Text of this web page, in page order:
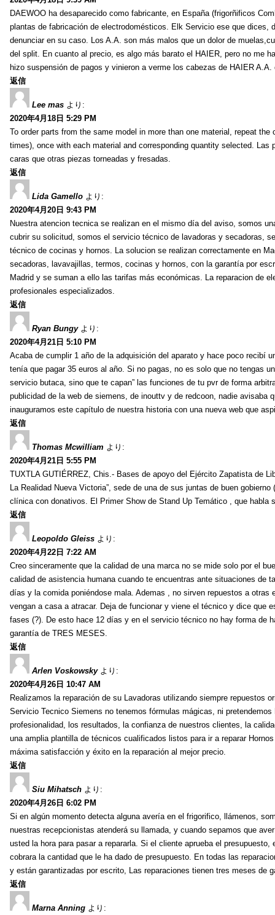
DAEWOO ha desaparecido como fabricante, en España (frigorñificos
plantas de fabricación de electrodomésticos. Elk Servicio ese que dices,
denunciar en su caso. Los A.A. son más malos que un dolor de
del split. En cuanto al precio, es algo más barato el HAIER, pero no me
hizo suspensión de pagos y vinieron a verme los cabezas de HAIER
返信
Lee mas より:
2020年4月18日 5:29 PM
To order parts from the same model in more than one material, repeat
times), once with each material and corresponding quantity selected.
caras que otras piezas torneadas y fresadas.
返信
Lida Gamello より:
2020年4月20日 9:43 PM
Nuestra atencion tecnica se realizan en el mismo día del aviso, somos
cubrir su solicitud, somos el servicio técnico de lavadoras y secadoras,
técnico de cocinas y hornos. La solucion se realizan correctamente en
secadoras, lavavajillas, termos, cocinas y hornos, con la garantía por
Madrid y se suman a ello las tarifas más económicas. La reparacion de
profesionales especializados.
返信
Ryan Bungy より:
2020年4月21日 5:10 PM
Acaba de cumplir 1 año de la adquisición del aparato y hace poco recibí
tenía que pagar 35 euros al año. Si no pagas, no es solo que no tengas
servicio butaca, sino que te capan” las funciones de tu pvr de forma
publicidad de la web de siemens, de inouttv y de redcoon, nadie avisaba
inauguramos este capítulo de nuestra historia con una nueva web que
返信
Thomas Mcwilliam より:
2020年4月21日 5:55 PM
TUXTLA GUTIÉRREZ, Chis.- Bases de apoyo del Ejército Zapatista de
La Realidad Nueva Victoria”, sede de una de sus juntas de buen
clínica con donativos. El Primer Show de Stand Up Temático , que
返信
Leopoldo Gleiss より:
2020年4月22日 7:22 AM
Creo sinceramente que la calidad de una marca no se mide solo por el
calidad de asistencia humana cuando te encuentras ante situaciones de
días y la comida poniéndose mala. Ademas , no sirven repuestos a
vengan a casa a atracar. Deja de funcionar y viene el técnico y dice que
fases (?). De esto hace 12 días y en el servicio técnico no hay forma de
garantía de TRES MESES.
返信
Arlen Voskowsky より:
2020年4月26日 10:47 AM
Realizamos la reparación de su Lavadoras utilizando siempre repuestos
Servicio Tecnico Siemens no tenemos fórmulas mágicas, ni
profesionalidad, los resultados, la confianza de nuestros clientes, la
una amplia plantilla de técnicos cualificados listos para ir a reparar
máxima satisfacción y éxito en la reparación al mejor precio.
返信
Siu Mihatsch より:
2020年4月26日 6:02 PM
Si en algún momento detecta alguna avería en el frigorifico, llámenos,
nuestras recepcionistas atenderá su llamada, y cuando sepamos que
usted la hora para pasar a repararla. Si el cliente aprueba el
cobrara la cantidad que le ha dado de presupuesto. En todas las
y están garantizadas por escrito, Las reparaciones tienen tres meses de
返信
Marna Anning より: